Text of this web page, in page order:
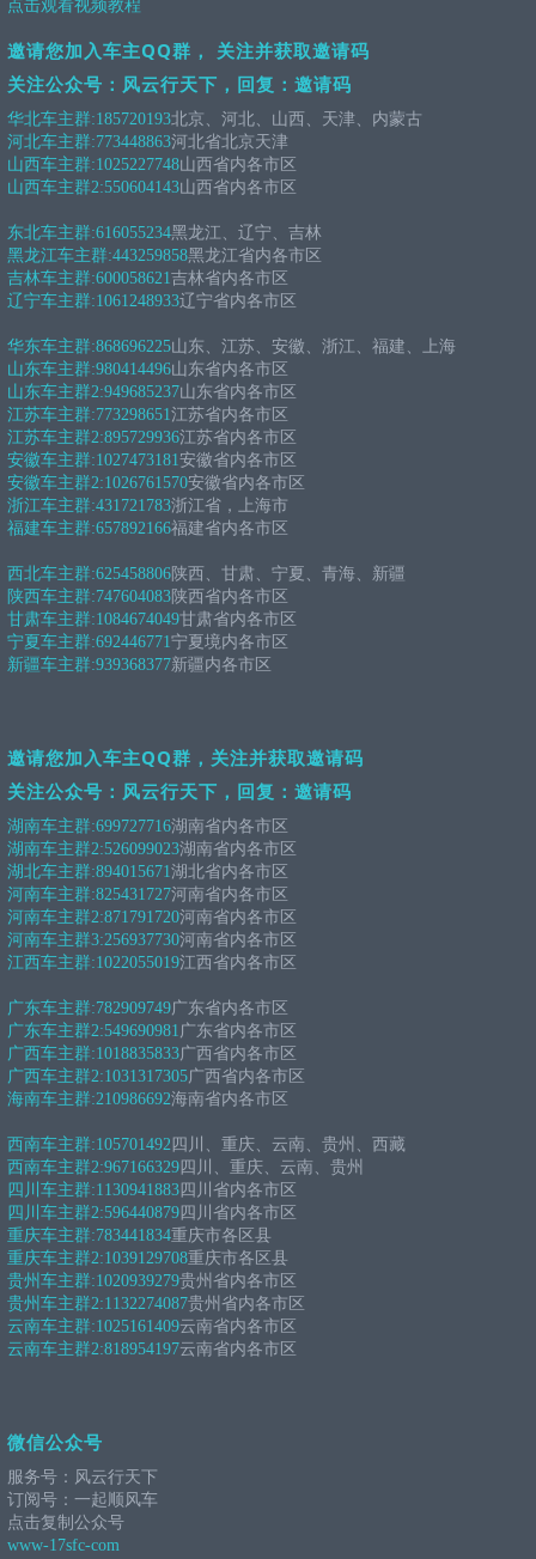
点击观看视频教程
邀请您加入车主QQ群， 关注并获取邀请码
关注公众号：风云行天下，回复：邀请码
华北车主群:185720193北京、河北、山西、天津、内蒙古
河北车主群:773448863河北省北京天津
山西车主群:1025227748山西省内各市区
山西车主群2:550604143山西省内各市区
东北车主群:616055234黑龙江、辽宁、吉林
黑龙江车主群:443259858黑龙江省内各市区
吉林车主群:600058621吉林省内各市区
辽宁车主群:1061248933辽宁省内各市区
华东车主群:868696225山东、江苏、安徽、浙江、福建、上海
山东车主群:980414496山东省内各市区
山东车主群2:949685237山东省内各市区
江苏车主群:773298651江苏省内各市区
江苏车主群2:895729936江苏省内各市区
安徽车主群:1027473181安徽省内各市区
安徽车主群2:1026761570安徽省内各市区
浙江车主群:431721783浙江省，上海市
福建车主群:657892166福建省内各市区
西北车主群:625458806陕西、甘肃、宁夏、青海、新疆
陕西车主群:747604083陕西省内各市区
甘肃车主群:1084674049甘肃省内各市区
宁夏车主群:692446771宁夏境内各市区
新疆车主群:939368377新疆内各市区
邀请您加入车主QQ群，关注并获取邀请码
关注公众号：风云行天下，回复：邀请码
湖南车主群:699727716湖南省内各市区
湖南车主群2:526099023湖南省内各市区
湖北车主群:894015671湖北省内各市区
河南车主群:825431727河南省内各市区
河南车主群2:871791720河南省内各市区
河南车主群3:256937730河南省内各市区
江西车主群:1022055019江西省内各市区
广东车主群:782909749广东省内各市区
广东车主群2:549690981广东省内各市区
广西车主群:1018835833广西省内各市区
广西车主群2:1031317305广西省内各市区
海南车主群:210986692海南省内各市区
西南车主群:105701492 四川、重庆、云南、贵州、西藏
西南车主群2:967166329 四川、重庆、云南、贵州
四川车主群:1130941883 四川省内各市区
四川车主群2:596440879 四川省内各市区
重庆车主群:783441834重庆市各区县
重庆车主群2:1039129708重庆市各区县
贵州车主群:1020939279贵州省内各市区
贵州车主群2:1132274087贵州省内各市区
云南车主群:1025161409云南省内各市区
云南车主群2:818954197云南省内各市区
微信公众号
服务号：风云行天下
订阅号：一起顺风车
点击复制公众号
www-17sfc-com